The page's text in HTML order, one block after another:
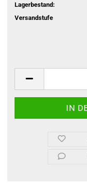
Lagerbestand:
Versandstufe